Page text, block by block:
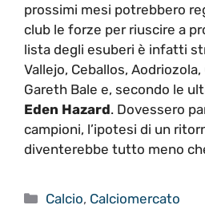
prossimi mesi potrebbero
club le forze per riuscire a
lista degli esuberi è infatti
Vallejo, Ceballos,
Gareth Bale e, secondo le
Eden Hazard. Dovessero
campioni, l’ipotesi di un
diventerebbe tutto meno
Categorie
Calcio, Calciomercato